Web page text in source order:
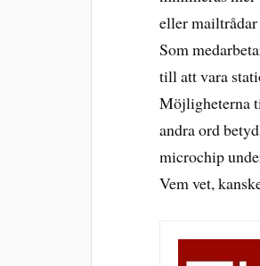
eller
Som
till att vara
Möjligheterna
andra ord
microchip
Vem vet,